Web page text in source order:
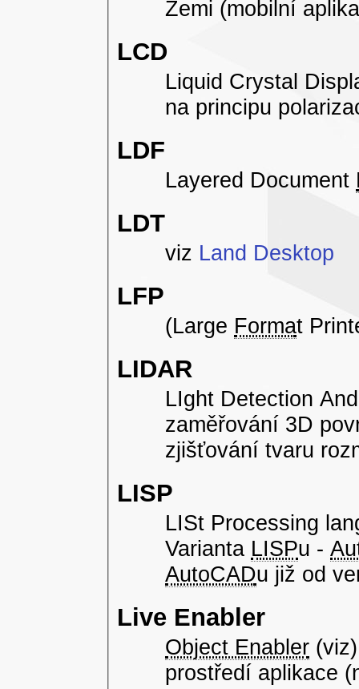
Zemi (mobilní
LCD
Liquid Crystal
na principu
LDF
Layered Document
LDT
viz Land Desktop
LFP
(Large Format
LIDAR
LIght Detection
zaměřování 3D
zjišťování tvaru
LISP
LISt Processing
Varianta LISPu -
AutoCADu již od
Live Enabler
Object Enabler
prostředí aplikace